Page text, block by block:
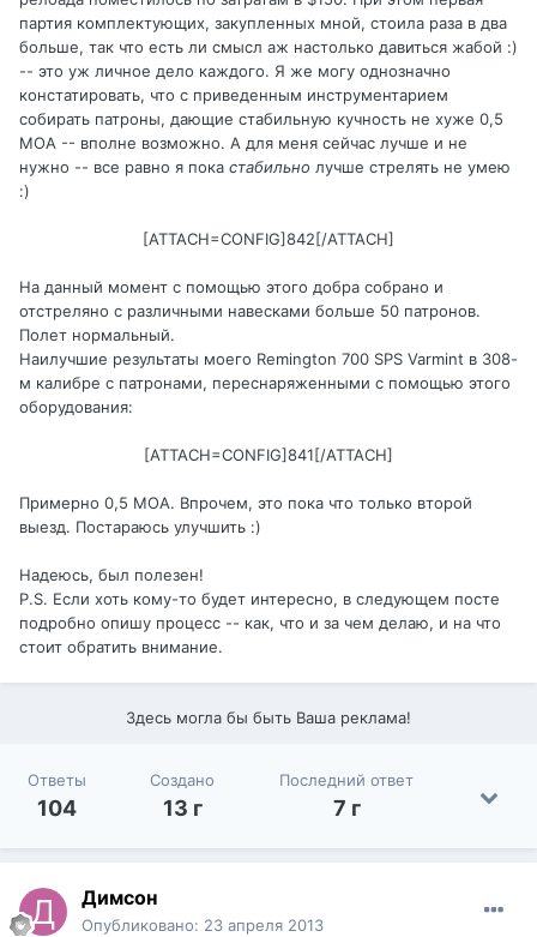
партия комплектующих, закупленных мной, стоила раза в два
больше, так что есть ли смысл аж настолько давиться жабой :)
-- это уж личное дело каждого. Я же могу однозначно
констатировать, что с приведенным инструментарием
собирать патроны, дающие стабильную кучность не хуже 0,5
МОА -- вполне возможно. А для меня сейчас лучше и не
нужно -- все равно я пока стабильно лучше стрелять не умею
:)
[ATTACH=CONFIG]842[/ATTACH]
На данный момент с помощью этого добра собрано и
отстреляно с различными навесками больше 50 патронов.
Полет нормальный.
Наилучшие результаты моего Remington 700 SPS Varmint в 308-
м калибре с патронами, переснаряженными с помощью этого
оборудования:
[ATTACH=CONFIG]841[/ATTACH]
Примерно 0,5 МОА. Впрочем, это пока что только второй
выезд. Постараюсь улучшить :)
Надеюсь, был полезен!
P.S. Если хоть кому-то будет интересно, в следующем посте
подробно опишу процесс -- как, что и за чем делаю, и на что
стоит обратить внимание.
Здесь могла бы быть Ваша реклама!
Ответы
104
Создано
13 г
Последний ответ
7 г
Димсон
Опубликовано: 23 апреля 2013